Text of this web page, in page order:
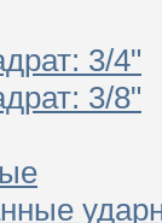
3/4"
3/8"